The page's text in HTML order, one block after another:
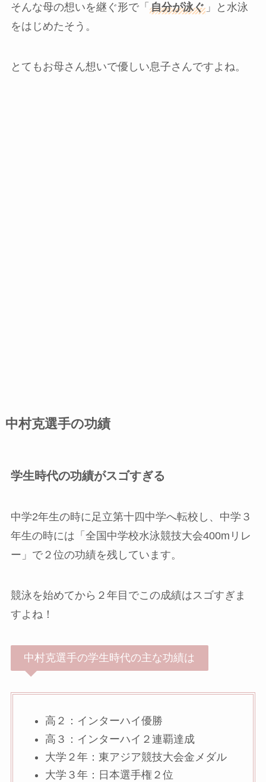
そんな母の想いを継ぐ形で「 自分が泳ぐ」と水泳
をはじめたそう。
とてもお母さん想いで優しい息子さんですよね。
中村克選手の功績
学生時代の功績がスゴすぎる
中学2年生の時に足立第十四中学へ転校し、中学３
年生の時には「全国中学校水泳競技大会400mリレ
ー」で２位の功績を残しています。
競泳を始めてから２年目でこの成績はスゴすぎま
すよね！
中村克選手の学生時代の主な功績は
高２：インターハイ優勝
高３：インターハイ２連覇達成
大学２年：東アジア競技大会金メダル
大学３年：日本選手権２位